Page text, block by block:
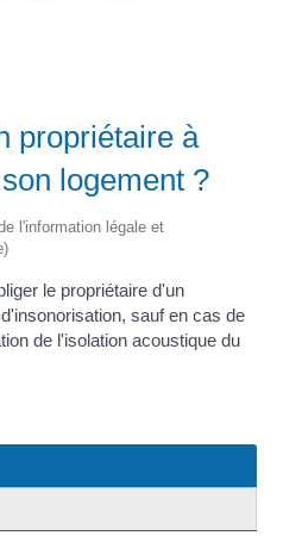
propriétaire à
logement ?
l'information légale et
le propriétaire d'un
sauf en cas de
de l'isolation acoustique du